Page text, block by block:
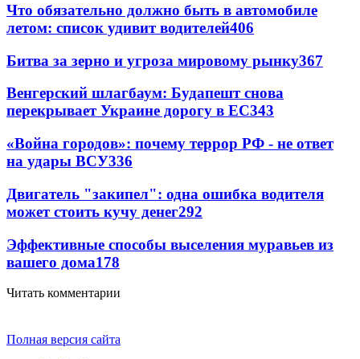
Что обязательно должно быть в автомобиле
летом: список удивит водителей406
Битва за зерно и угроза мировому рынку367
Венгерский шлагбаум: Будапешт снова
перекрывает Украине дорогу в ЕС343
«Война городов»: почему террор РФ - не ответ
на удары ВСУ336
Двигатель "закипел": одна ошибка водителя
может стоить кучу денег292
Эффективные способы выселения муравьев из
вашего дома178
Читать комментарии
Полная версия сайта